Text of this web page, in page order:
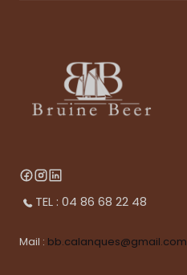
TEL : 04 86 68 22 48
Mail : bb.calanques@gmail.com